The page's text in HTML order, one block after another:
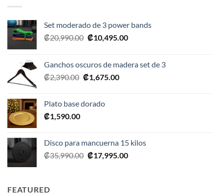
Set moderado de 3 power bands
₡20,990.00 El
era:
₡20,990.00.
₡10,495.00El
es:
Ganchos oscuros de madera set de 3
₡2,390.00 El
era:
₡1,675.00El
Plato base dorado
₡1,590.00
Disco para mancuerna 15 kilos
₡35,990.00 El
₡17,995.00El
FEATURED